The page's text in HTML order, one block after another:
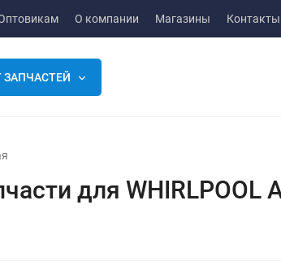
О компании Магазины Контакты
ЗАПЧАСТЕЙ
для WHIRLPOOL